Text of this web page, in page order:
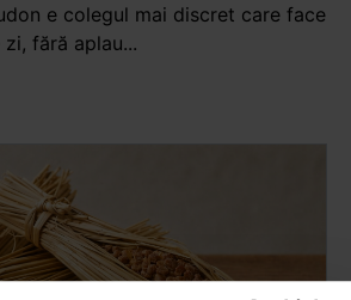
e colegul mai discret care face
fără aplau...